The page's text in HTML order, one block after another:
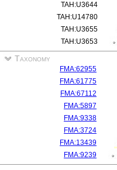
TAH:U3644
TAH:U14780
TAH:U3655
TAH:U3653
Taxonomy
FMA:62955
FMA:61775
FMA:67112
FMA:5897
FMA:9338
FMA:3724
FMA:13439
FMA:9239